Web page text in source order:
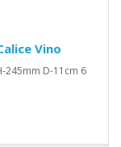
Vino
245mm D-11cm 6